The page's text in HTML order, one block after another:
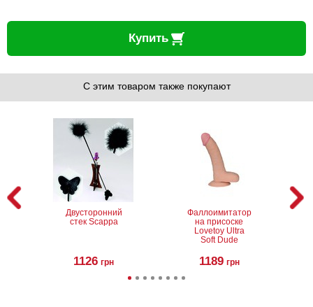
Купить
С этим товаром также покупают
Двусторонний
стек Scappa
1126 грн
Фаллоимитатор
на присоске
Lovetoy Ultra
Soft Dude
1189 грн